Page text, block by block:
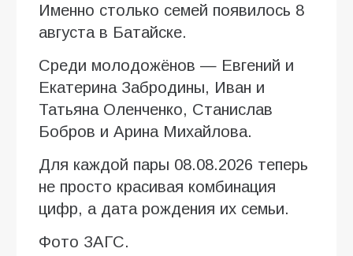
Именно столько семей появилось 8
августа в Батайске.
Среди молодожёнов — Евгений и
Екатерина Забродины, Иван и
Татьяна Оленченко, Станислав
Бобров и Арина Михайлова.
Для каждой пары 08.08.2026 теперь
не просто красивая комбинация
цифр, а дата рождения их семьи.
Фото ЗАГС.